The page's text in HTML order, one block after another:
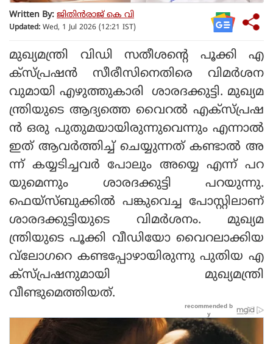
Written By: ജിതിൻരാജ് കെ വി
Updated: Wed, 1 Jul 2026 (12:21 IST)
മുഖ്യമന്ത്രി വിഡി സതീശന്റെ പൂക്കി എ
ക്‌സ്പ്രഷന്‍ സീരീസിനെതിരെ വിമര്‍ശന
വുമായി എഴുത്തുകാരി ശാരദക്കുട്ടി. മുഖ്യമ
ന്ത്രിയുടെ ആദ്യത്തെ വൈറല്‍ എക്‌സ്പ്രഷ
ന്‍ ഒരു പുതുമയായിരുന്നുവെന്നും എന്നാല്‍
ഇത് ആവര്‍ത്തിച്ച് ചെയ്യുന്നത് കണ്ടാല്‍ അ
ന്ന് കയ്യടിച്ചവര്‍ പോലും അയ്യെ എന്ന് പറ
യുമെന്നും ശാരദക്കുട്ടി പറയുന്നു.
ഫെയ്‌സ്ബുക്കില്‍ പങ്കുവെച്ച പോസ്റ്റിലാണ്
ശാരദക്കുട്ടിയുടെ വിമര്‍ശനം. മുഖ്യമ
ന്ത്രിയുടെ പൂക്കി വീഡിയോ വൈറലാക്കിയ
വ്‌ലോഗറെ കണ്ടപ്പോഴായിരുന്നു പുതിയ എ
ക്‌സ്പ്രഷനുമായി മുഖ്യമന്ത്രി
വീണ്ടുമെത്തിയത്.